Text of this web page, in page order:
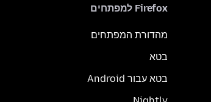
Firefox למפתחים
מהדורת המפתחים
בטא
בטא עבור Android